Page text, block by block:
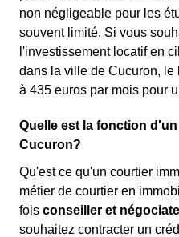
non négligeable pour les
souvent limité. Si vous
l'investissement locatif en
dans la ville de Cucuron,
à 435 euros par mois pour
Quelle est la fonction
Cucuron?
Qu'est ce qu'un courtier
métier de courtier en
fois conseiller et
souhaitez contracter un